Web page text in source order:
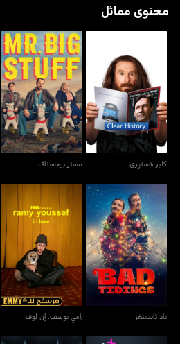
محتوى مماثل
كلير هستوري
كلير هستوري
مستر بيجستاف
مستر بيجستاف
باد تايدينغز
باد تايدينغز
رامي يوسف: إن لوف
رامي يوسف: إن لوف